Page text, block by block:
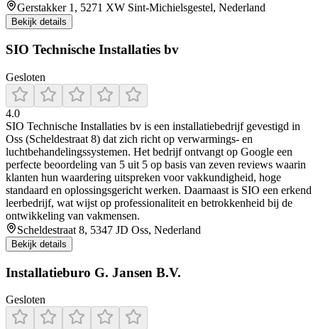
Gerstakker 1, 5271 XW Sint-Michielsgestel, Nederland
Bekijk details
SIO Technische Installaties bv
Gesloten
4.0
SIO Technische Installaties bv is een installatiebedrijf gevestigd in
Oss (Scheldestraat 8) dat zich richt op verwarmings- en
luchtbehandelingssystemen. Het bedrijf ontvangt op Google een
perfecte beoordeling van 5 uit 5 op basis van zeven reviews waarin
klanten hun waardering uitspreken voor vakkundigheid, hoge
standaard en oplossingsgericht werken. Daarnaast is SIO een erkend
leerbedrijf, wat wijst op professionaliteit en betrokkenheid bij de
ontwikkeling van vakmensen.
Scheldestraat 8, 5347 JD Oss, Nederland
Bekijk details
Installatieburo G. Jansen B.V.
Gesloten